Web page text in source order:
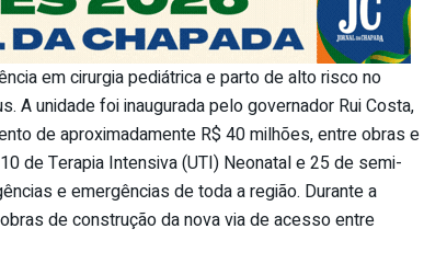
em cirurgia pediátrica e parto de alto risco no
A unidade foi inaugurada pelo governador Rui Costa,
de aproximadamente R$ 40 milhões, entre obras e
de Terapia Intensiva (UTI) Neonatal e 25 de semi-
e emergências de toda a região. Durante a
de construção da nova via de acesso entre